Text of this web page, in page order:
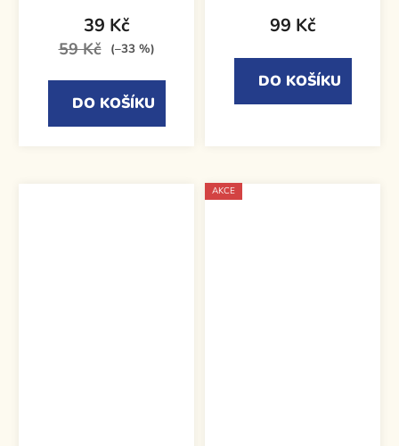
39 Kč
59 Kč (–33 %)
DO KOŠÍKU
99 Kč
DO KOŠÍKU
AKCE